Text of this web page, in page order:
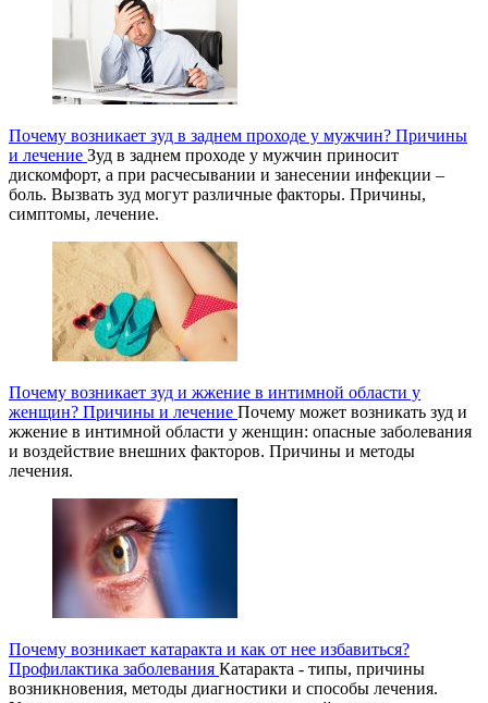
Почему возникает зуд в заднем проходе у мужчин? Причины
и лечение Зуд в заднем проходе у мужчин приносит
дискомфорт, а при расчесывании и занесении инфекции –
боль. Вызвать зуд могут различные факторы. Причины,
симптомы, лечение.
Почему возникает зуд и жжение в интимной области у
женщин? Причины и лечение Почему может возникать зуд и
жжение в интимной области у женщин: опасные заболевания
и воздействие внешних факторов. Причины и методы
лечения.
Почему возникает катаракта и как от нее избавиться?
Профилактика заболевания Катаракта - типы, причины
возникновения, методы диагностики и способы лечения.